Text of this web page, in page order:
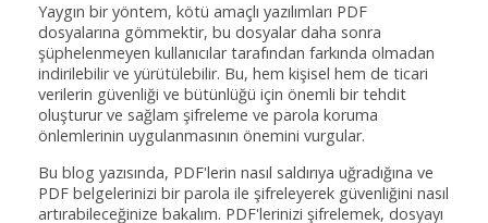
Yaygın bir yöntem, kötü amaçlı yazılımları PDF
dosyalarına gömmektir, bu dosyalar daha sonra
şüphelenmeyen kullanıcılar tarafından farkında olmadan
indirilebilir ve yürütülebilir. Bu, hem kişisel hem de ticari
verilerin güvenliği ve bütünlüğü için önemli bir tehdit
oluşturur ve sağlam şifreleme ve parola koruma
önlemlerinin uygulanmasının önemini vurgular.
Bu blog yazısında, PDF'lerin nasıl saldırıya uğradığına ve
PDF belgelerinizi bir parola ile şifreleyerek güvenliğini nasıl
artırabileceğinize bakalım. PDF'lerinizi şifrelemek, dosyayı